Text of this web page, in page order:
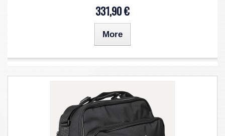
331,90 €
More